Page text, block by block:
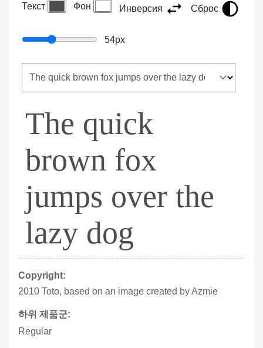
Текст Фон Инверсия Сброс
54px
The quick
brown fox
jumps over the
lazy dog
Copyright:
2010 Toto, based on an image created by Azmie
하위 제품군:
Regular